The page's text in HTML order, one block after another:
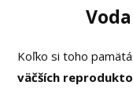
Koľko si toho
väčších